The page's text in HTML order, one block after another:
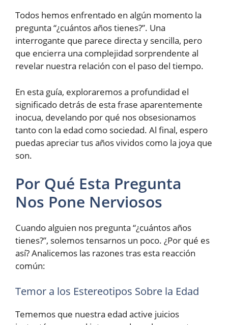
Todos hemos enfrentado en algún momento la
pregunta “¿cuántos años tienes?”. Una
interrogante que parece directa y sencilla, pero
que encierra una complejidad sorprendente al
revelar nuestra relación con el paso del tiempo.
En esta guía, exploraremos a profundidad el
significado detrás de esta frase aparentemente
inocua, develando por qué nos obsesionamos
tanto con la edad como sociedad. Al final, espero
puedas apreciar tus años vividos como la joya que
son.
Por Qué Esta Pregunta
Nos Pone Nerviosos
Cuando alguien nos pregunta “¿cuántos años
tienes?”, solemos tensarnos un poco. ¿Por qué es
así? Analicemos las razones tras esta reacción
común:
Temor a los Estereotipos Sobre la Edad
Tememos que nuestra edad active juicios